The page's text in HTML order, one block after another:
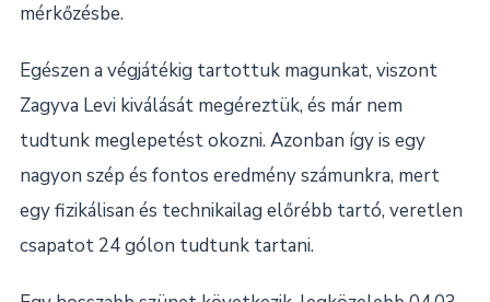
mérkőzésbe.
Egészen a végjátékig tartottuk magunkat, viszont
Zagyva Levi kiválását megéreztük, és már nem
tudtunk meglepetést okozni. Azonban így is egy
nagyon szép és fontos eredmény számunkra, mert
egy fizikálisan és technikailag előrébb tartó, veretlen
csapatot 24 gólon tudtunk tartani.